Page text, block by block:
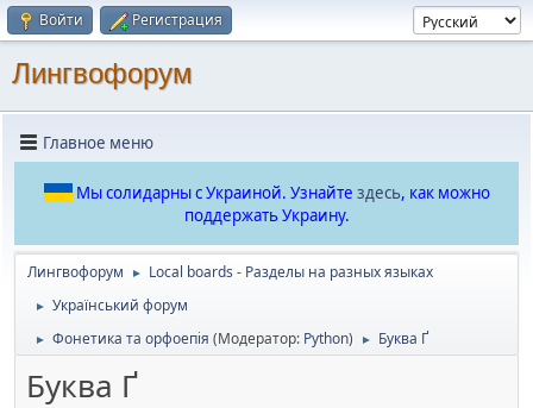
Войти Регистрация
Лингвофорум
Главное меню
Мы солидарны с Украиной. Узнайте здесь, как можно
поддержать Украину.
Лингвофорум ► Local boards - Разделы на разных языках
► Український форум
► Фонетика та орфоепія (Модератор: Python) ► Буква Ґ
Буква Ґ